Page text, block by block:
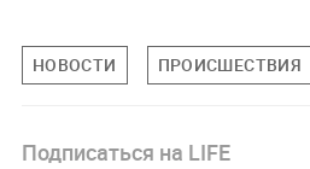
НОВОСТИ ПРОИСШЕСТВИЯ
Подписаться на LIFE